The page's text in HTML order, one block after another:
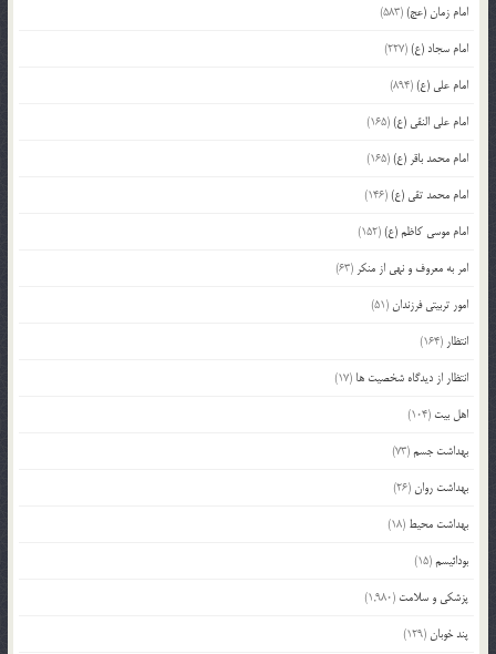
امام زمان (عج)(583)
امام سجاد (ع)(227)
امام علی (ع)(894)
امام علی النقی (ع)(165)
امام محمد باقر (ع)(165)
امام محمد تقی (ع)(146)
امام موسی کاظم (ع)(152)
امر به معروف و نهی از منکر (63)
امور تربیتی فرزندان(51)
انتظار (164)
انتظار از دیدگاه شخصیت ها (17)
اهل بیت (104)
بهداشت جسم(73)
بهداشت روان(26)
بهداشت محیط (18)
بودائیسم(15)
پزشکی و سلامت (1,980)
پند خوبان(129)